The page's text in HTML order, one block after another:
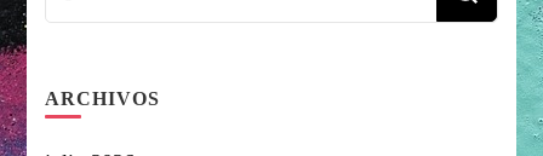
for
ARCHIVOS